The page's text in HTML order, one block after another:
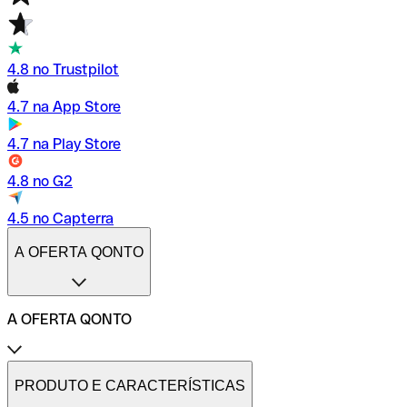
4.8 no Trustpilot
4.7 na App Store
4.7 na Play Store
4.8 no G2
4.5 no Capterra
A OFERTA QONTO
A OFERTA QONTO
Tarifas
Conta profissional online
PRODUTO E CARACTERÍSTICAS